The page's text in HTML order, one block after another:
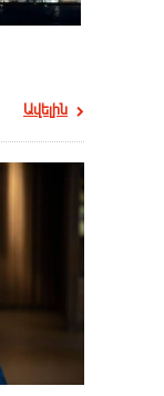
Ավելին